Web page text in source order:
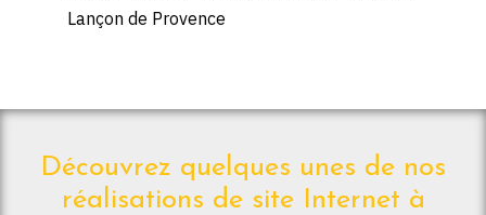
Lançon de Provence
Découvrez quelques unes de nos
réalisations de site Internet à